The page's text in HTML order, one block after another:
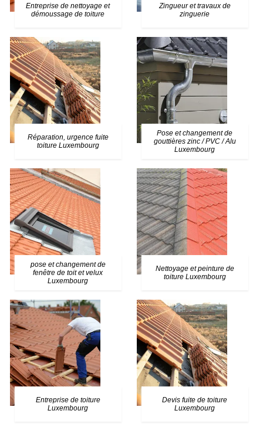
Entreprise de nettoyage et
démoussage de toiture
Zingueur et travaux de
zinguerie
Réparation, urgence fuite
toiture Luxembourg
Pose et changement de
gouttières zinc / PVC / Alu
Luxembourg
pose et changement de
fenêtre de toit et velux
Luxembourg
Nettoyage et peinture de
toiture Luxembourg
Entreprise de toiture
Luxembourg
Devis fuite de toiture
Luxembourg